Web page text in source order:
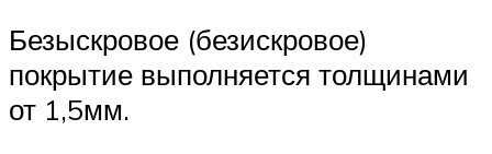
Безыскровое (безискровое)
покрытие выполняется толщинами
от 1,5мм.